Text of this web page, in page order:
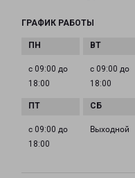
ГРАФИК РАБОТЫ
с 09:00 до
18:00
с 09:00 до
18:00
с 09:00 до
18:00
Выходной